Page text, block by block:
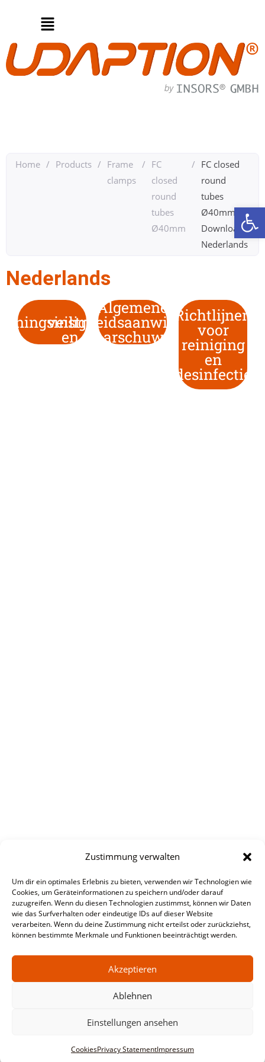
Zustimmung verwalten
Um dir ein optimales Erlebnis zu bieten, verwenden wir Technologien wie
Cookies, um Geräteinformationen zu speichern und/oder darauf
zuzugreifen. Wenn du diesen Technologien zustimmst, können wir Daten
wie das Surfverhalten oder eindeutige IDs auf dieser Website
verarbeiten. Wenn du deine Zustimmung nicht erteilst oder zurückziehst,
können bestimmte Merkmale und Funktionen beeinträchtigt werden.
Akzeptieren
Ablehnen
Einstellungen ansehen
CookiesPrivacy StatementImpressum
Home / Products / Frame
clamps
/ FC
closed
round
tubes
Ø40mm
/ FC closed
round
tubes
Ø40mm
Downloads
Nederlands​
Nederlands
Algemene
veiligheidsaanwijzingen
en waarschuwingen
Richtlijnen
voor
reiniging
en
desinfectie